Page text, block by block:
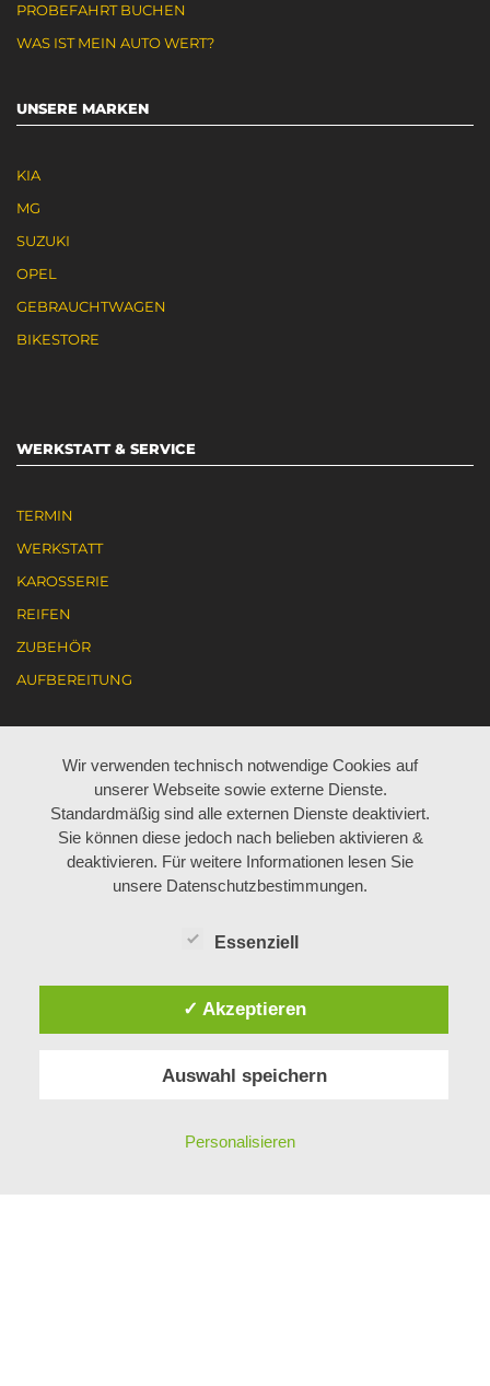
PROBEFAHRT BUCHEN
WAS IST MEIN AUTO WERT?
UNSERE MARKEN
KIA
MG
SUZUKI
OPEL
GEBRAUCHTWAGEN
BIKESTORE
WERKSTATT & SERVICE
TERMIN
WERKSTATT
KAROSSERIE
REIFEN
ZUBEHÖR
AUFBEREITUNG
AKTUELL JOBANGEBOTE
ARBEITEN BEI BÖHM
Wir verwenden technisch notwendige Cookies auf
unserer Webseite sowie externe Dienste.
Standardmäßig sind alle externen Dienste deaktiviert.
Sie können diese jedoch nach belieben aktivieren &
deaktivieren. Für weitere Informationen lesen Sie
unsere Datenschutzbestimmungen.
Essenziell
✓ Akzeptieren
Auswahl speichern
Personalisieren